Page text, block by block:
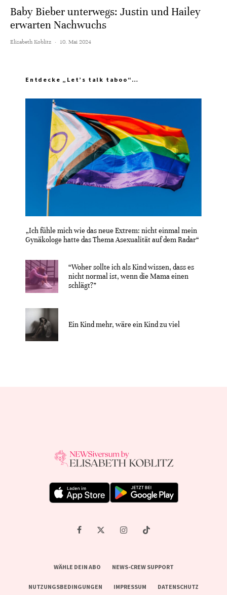
Baby Bieber unterwegs: Justin und Hailey
erwarten Nachwuchs
Elisabeth Koblitz · 10. Mai 2024
Entdecke „Let’s talk taboo“…
„Ich fühle mich wie das neue Extrem: nicht einmal mein
Gynäkologe hatte das Thema Asexualität auf dem Radar“
“Woher sollte ich als Kind wissen, dass es
nicht normal ist, wenn die Mama einen
schlägt?”
Ein Kind mehr, wäre ein Kind zu viel
WÄHLE DEIN ABO NEWS-CREW SUPPORT
NUTZUNGSBEDINGUNGEN IMPRESSUM DATENSCHUTZ